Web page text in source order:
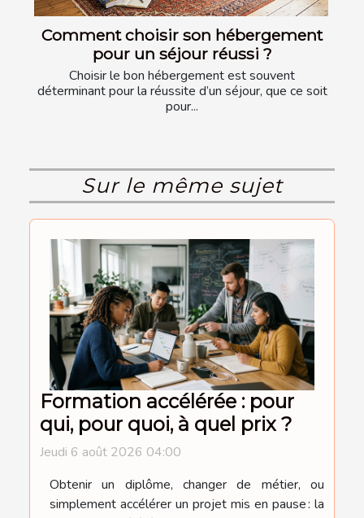
Comment choisir son hébergement
pour un séjour réussi ?
Choisir le bon hébergement est souvent
déterminant pour la réussite d’un séjour, que ce soit
pour...
Sur le même sujet
Formation accélérée : pour
qui, pour quoi, à quel prix ?
Jeudi 6 août 2026 04:00
Obtenir un diplôme, changer de métier, ou
simplement accélérer un projet mis en pause : la